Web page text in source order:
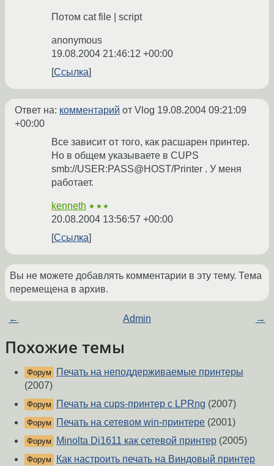
Потом cat file | script
anonymous
19.08.2004 21:46:12 +00:00
Ссылка
Ответ на: комментарий от Vlog 19.08.2004 09:21:09
+00:00
Все зависит от того, как расшарен принтер.
Но в общем указываете в CUPS
smb://USER:PASS@HOST/Printer . У меня
работает.
kenneth ★★★
20.08.2004 13:56:57 +00:00
Ссылка
Вы не можете добавлять комментарии в эту тему. Тема
перемещена в архив.
← Admin →
Похожие темы
Форум
Печать на неподдерживаемые принтеры
(2007)
Форум Печать на cups-принтер с LPRng (2007)
Форум Печать на сетевом win-принтере (2001)
Форум Minolta Di1611 как сетевой принтер (2005)
Форум Как настроить печать на Виндовый принтер